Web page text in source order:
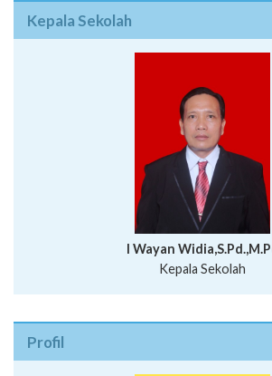
Kepala Sekolah
I Wayan
Kepala Sekolah
Profil